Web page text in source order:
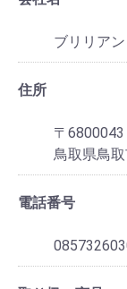
ブリリア
住所
〒6800043
鳥取県鳥
電話番号